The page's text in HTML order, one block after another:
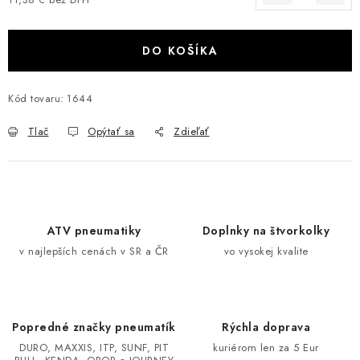
INÉ PRÍSLUŠENSTVO
YAMAHA GRIZZLY 550/660/700
CAN AM OUTLANDER 570/650/800/1000
CF MOTO 800/850 GLADIATOR X8
DO KOŠÍKA
Kód tovaru: 1644
Tlač Opýtať sa Zdieľať
ATV pneumatiky
v najlepších cenách v SR a ČR
Doplnky na štvorkolky
vo vysokej kvalite
Popredné značky pneumatík
DURO, MAXXIS, ITP, SUNF, PIT
Rýchla doprava
kuriérom len za 5 Eur